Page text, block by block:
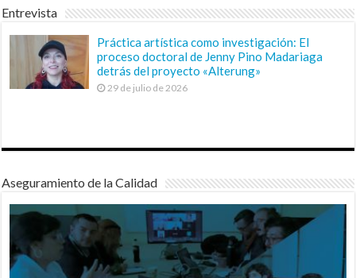
Entrevista
Práctica artística como investigación: El
proceso doctoral de Jenny Pino Madariaga
detrás del proyecto «Alterung»
29 de julio de 2026
Aseguramiento de la Calidad